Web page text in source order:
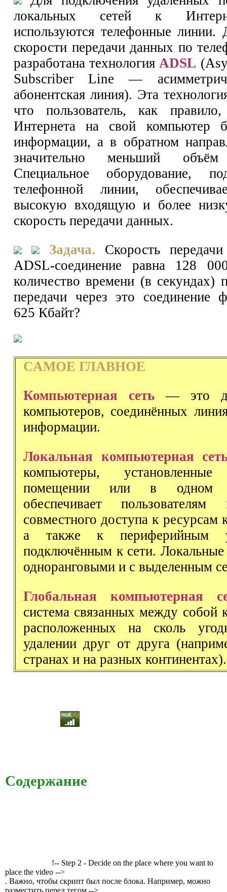
локальных сетей к
используются телефонные
скорости передачи данных по
разработана технология ADSL
Subscriber Line —
абонентская линия). Эта
что пользователь, как
Интернета на свой компьютер
информации, а в обратном
значительно меньший
Специальное оборудование,
телефонной линии,
высокую входящую и более
скорость передачи данных.
Задача. Скорость
ADSL-соединение равна 128
количество времени (в секундах)
передачи через это соединение
625 Кбайт?
САМОЕ ГЛАВНОЕ
Компьютерная сеть — это
компьютеров, соединённых
информации.
Локальная компьютерная
компьютеры,
помещении или в одном
обеспечивает пользователям
совместного доступа к ресурсам
а также к периферийным
подключённым к сети.
одноранговыми и с выделенным
Глобальная компьютерная
система связанных между собой
расположенных на сколь
удалении друг от друга
странах и на разных континентах).
Содержание
!-- Step 2 - Decide on the place where you want to
place the video -->
. Важно, чтобы скрипт был после блока. Например, можно
разместить перед тегом -->